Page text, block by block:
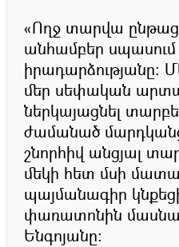
«Ողջ տարվա
անհամբեր սպասում
իրադարձությանը:
մեր սեփական
ներկայացնել
ժամանած
շնորհիվ անցյալ
մեկի հետ մսի
պայմանագիր
փառատոնին
Ենգոյանը: